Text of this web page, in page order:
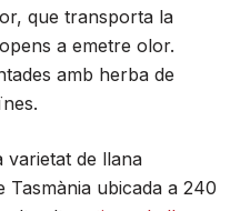
que transporta la
a emetre olor.
amb herba de
varietat de llana
Tasmània ubicada a 240